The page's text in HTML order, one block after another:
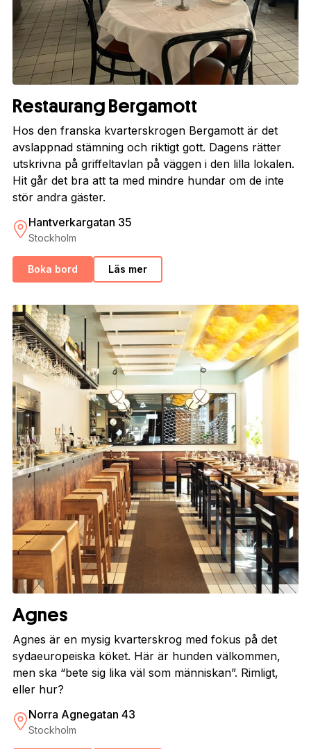
Restaurang Bergamott
Hos den franska kvarterskrogen Bergamott är det
avslappnad stämning och riktigt gott. Dagens rätter
utskrivna på griffeltavlan på väggen i den lilla lokalen.
Hit går det bra att ta med mindre hundar om de inte
stör andra gäster.
Hantverkargatan 35
Stockholm
Boka bord Läs mer
Agnes
Agnes är en mysig kvarterskrog med fokus på det
sydaeuropeiska köket. Här är hunden välkommen,
men ska “bete sig lika väl som människan”. Rimligt,
eller hur?
Norra Agnegatan 43
Stockholm